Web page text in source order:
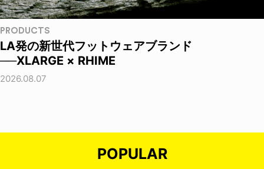
PRODUCTS
LA発の新世代フットウェアブランド
──XLARGE × RHIME
2026.08.07
POPULAR